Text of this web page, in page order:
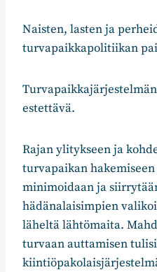
Naisten, lasten ja
turvapaikkapolitiikan
estettävä.
Rajan ylitykseen ja
turvapaikan
minimoidaan ja
hädänalaisimpien
läheltä lähtömaita.
turvaan auttamisen